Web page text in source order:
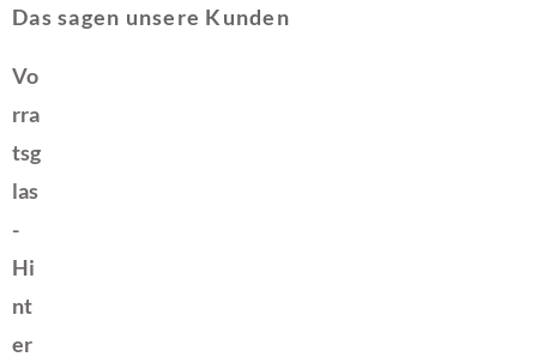
Das sagen unsere Kunden
Vo
rra
tsg
las
-
Hi
nt
er